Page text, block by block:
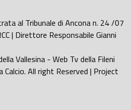
al Tribunale di Ancona n. 24 /07
| Direttore Responsabile Gianni
Vallesina - Web Tv della Fileni
Calcio. All right Reserved | Project